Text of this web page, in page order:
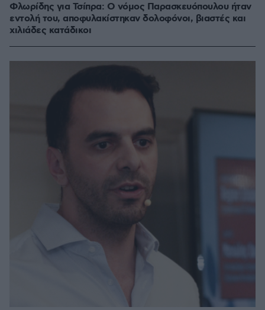
Φλωρίδης για Τσίπρα: Ο νόμος Παρασκευόπουλου ήταν
εντολή του, αποφυλακίστηκαν δολοφόνοι, βιαστές και
χιλιάδες κατάδικοι